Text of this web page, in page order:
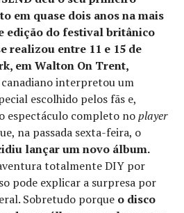
em quase dois anos na mais
edição do festival britânico
realizou entre 11 e 15 de
em Walton On Trent,
canadiano interpretou um
escolhido pelos fãs e,
espectáculo completo noplayer
na passada sexta-feira, o
lançar um novo álbum.
totalmente DIY por
pode explicar a surpresa por
Sobretudo porque o disco